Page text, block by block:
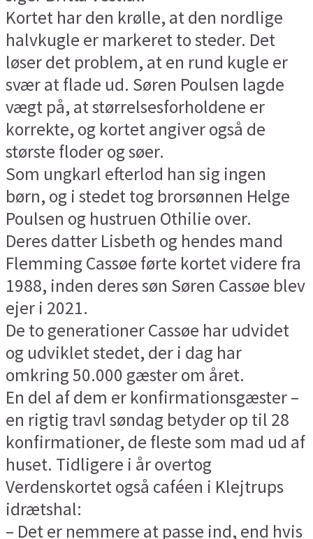
Kortet har den krølle, at den nordlige
halvkugle er markeret to steder. Det
løser det problem, at en rund kugle er
svær at flade ud. Søren Poulsen lagde
vægt på, at størrelsesforholdene er
korrekte, og kortet angiver også de
største floder og søer.
Som ungkarl efterlod han sig ingen
børn, og i stedet tog brorsønnen Helge
Poulsen og hustruen Othilie over.
Deres datter Lisbeth og hendes mand
Flemming Cassøe førte kortet videre fra
1988, inden deres søn Søren Cassøe blev
ejer i 2021.
De to generationer Cassøe har udvidet
og udviklet stedet, der i dag har
omkring 50.000 gæster om året.
En del af dem er konfirmationsgæster –
en rigtig travl søndag betyder op til 28
konfirmationer, de fleste som mad ud af
huset. Tidligere i år overtog
Verdenskortet også caféen i Klejtrups
idrætshal:
– Det er nemmere at passe ind, end hvis